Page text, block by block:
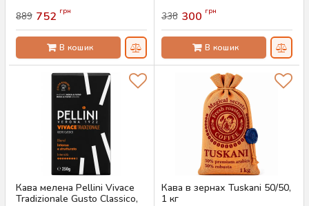
889 752 грн
В кошик
338 300 грн
В кошик
Кава мелена Pellini Vivace
Tradizionale Gusto Classico,
Кава в зернах Tuskani 50/50,
1 кг